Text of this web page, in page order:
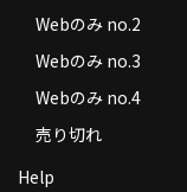
Webのみ no.2
Webのみ no.3
Webのみ no.4
売り切れ
Help